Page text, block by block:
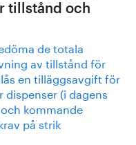
tillstånd och
de totala
av tillstånd för
en tilläggsavgift för
(i dagens
kommande
på strik